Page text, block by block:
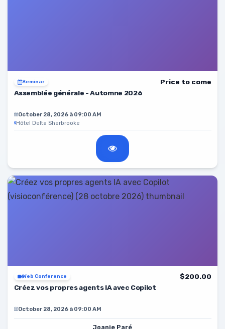
Seminar
Price to come
Assemblée générale - Automne 2026
October 28, 2026 à 09:00 AM
Hôtel Delta Sherbrooke
Web Conference
$200.00
Créez vos propres agents IA avec Copilot
October 28, 2026 à 09:00 AM
Joanie Paré